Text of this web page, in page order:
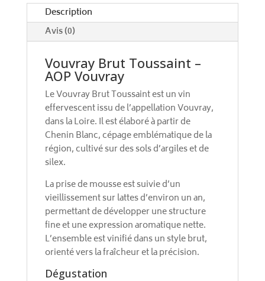
e
:
Description
Avis (0)
Vouvray Brut Toussaint –
AOP Vouvray
Le Vouvray Brut Toussaint est un vin
effervescent issu de l’appellation Vouvray,
dans la Loire. Il est élaboré à partir de
Chenin Blanc, cépage emblématique de la
région, cultivé sur des sols d’argiles et de
silex.
La prise de mousse est suivie d’un
vieillissement sur lattes d’environ un an,
permettant de développer une structure
fine et une expression aromatique nette.
L’ensemble est vinifié dans un style brut,
orienté vers la fraîcheur et la précision.
Dégustation